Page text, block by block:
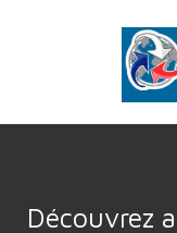
Découvrez